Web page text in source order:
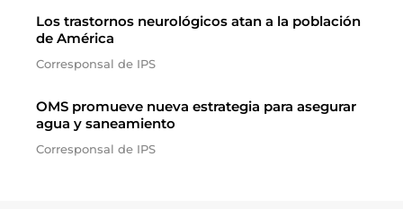
Los trastornos neurológicos atan a la población
de América
Corresponsal de IPS
OMS promueve nueva estrategia para asegurar
agua y saneamiento
Corresponsal de IPS